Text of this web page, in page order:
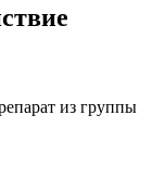
из группы